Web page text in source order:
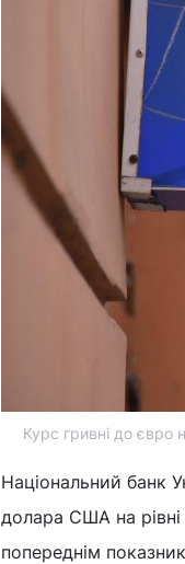
Курс гривні до євро
Національний банк
долара США на рівні
попереднім